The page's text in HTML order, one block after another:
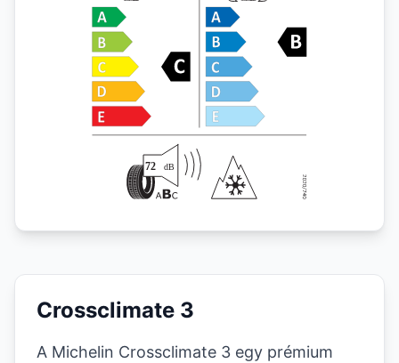
Crossclimate 3
A Michelin Crossclimate 3 egy prémium